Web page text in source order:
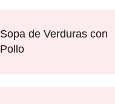
Sopa de Verduras con
Pollo